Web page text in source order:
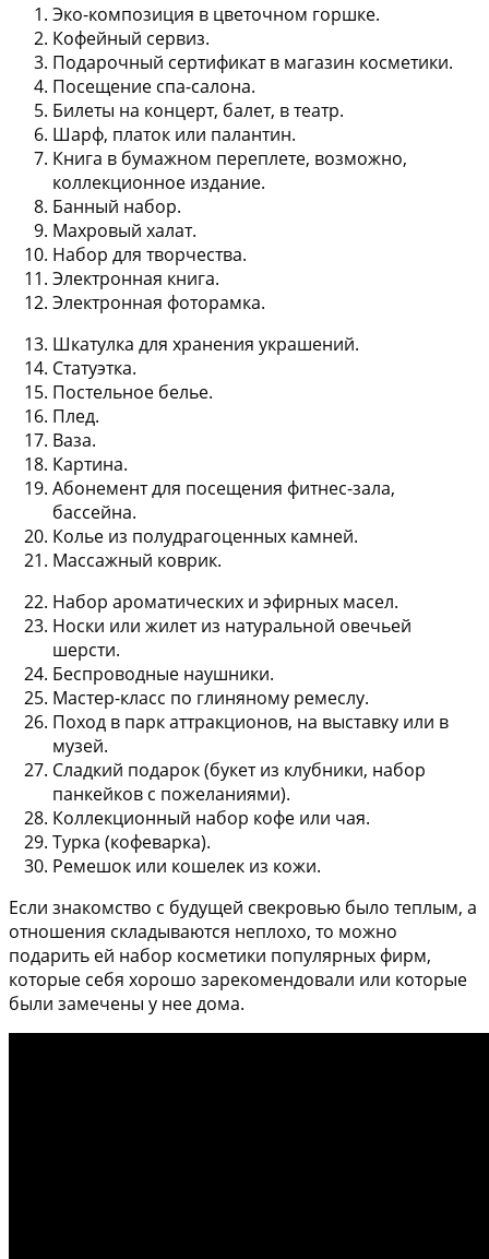
Эко-композиция в цветочном горшке.
Кофейный сервиз.
Подарочный сертификат в магазин косметики.
Посещение спа-салона.
Билеты на концерт, балет, в театр.
Шарф, платок или палантин.
Книга в бумажном переплете, возможно,
коллекционное издание.
Банный набор.
Махровый халат.
Набор для творчества.
Электронная книга.
Электронная фоторамка.
Шкатулка для хранения украшений.
Статуэтка.
Постельное белье.
Плед.
Ваза.
Картина.
Абонемент для посещения фитнес-зала,
бассейна.
Колье из полудрагоценных камней.
Массажный коврик.
Набор ароматических и эфирных масел.
Носки или жилет из натуральной овечьей
шерсти.
Беспроводные наушники.
Мастер-класс по глиняному ремеслу.
Поход в парк аттракционов, на выставку или в
музей.
Сладкий подарок (букет из клубники, набор
панкейков с пожеланиями).
Коллекционный набор кофе или чая.
Турка (кофеварка).
Ремешок или кошелек из кожи.
Если знакомство с будущей свекровью было теплым, а
отношения складываются неплохо, то можно
подарить ей набор косметики популярных фирм,
которые себя хорошо зарекомендовали или которые
были замечены у нее дома.